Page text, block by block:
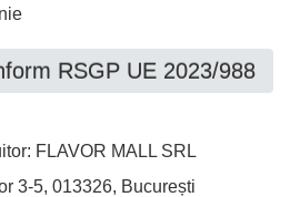
RSGP UE 2023/988
FLAVOR MALL SRL
3-5, 013326, București